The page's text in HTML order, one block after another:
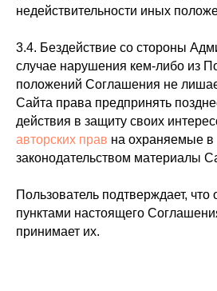
недействительности иных
3.4. Бездействие со стороны
случае нарушения кем-либо из
положений Соглашения не
Сайта права предпринять
действия в защиту своих
авторских прав на охраняемые в
законодательством материалы
Пользователь подтверждает,
пунктами настоящего
принимает их.